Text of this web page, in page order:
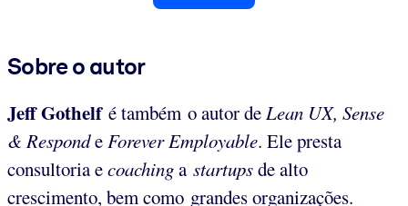
Sobre o autor
Jeff Gothelfé também o autor deLean UX, Sense
& RespondeForever Employable. Ele presta
consultoria ecoachinga startupsde alto
crescimento, bem como grandes organizações.